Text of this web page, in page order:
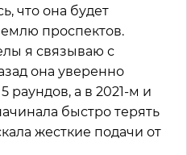
что она будет
проспектов.
я связываю с
она уверенно
раундов, а в 2021-м и
быстро терять
жесткие подачи от